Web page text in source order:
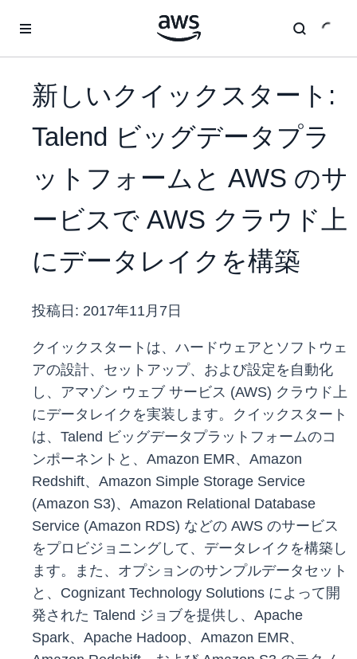
新しいクイックスタート:
Talend ビッグデータプラ
ットフォームと AWS のサ
ービスで AWS クラウド上
にデータレイクを構築
投稿日: 2017年11月7日
クイックスタートは、ハードウェアとソフトウェ
アの設計、セットアップ、および設定を自動化
し、アマゾン ウェブ サービス (AWS) クラウド上
にデータレイクを実装します。クイックスタート
は、Talend ビッグデータプラットフォームのコ
ンポーネントと、Amazon EMR、Amazon
Redshift、Amazon Simple Storage Service
(Amazon S3)、Amazon Relational Database
Service (Amazon RDS) などの AWS のサービス
をプロビジョニングして、データレイクを構築し
ます。また、オプションのサンプルデータセット
と、Cognizant Technology Solutions によって開
発された Talend ジョブを提供し、Apache
Spark、Apache Hadoop、Amazon EMR、